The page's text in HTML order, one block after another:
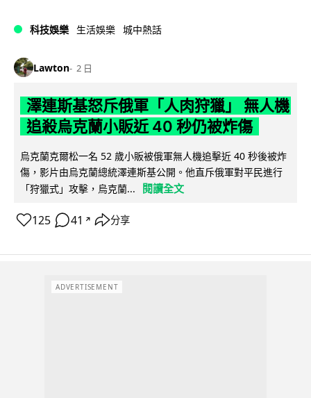
科技娛樂 生活娛樂 城中熱話
Lawton 2 日
澤連斯基怒斥俄軍「人肉狩獵」 無人機
追殺烏克蘭小販近 40 秒仍被炸傷
烏克蘭克爾松一名 52 歲小販被俄軍無人機追擊近 40 秒後被炸
傷，影片由烏克蘭總統澤連斯基公開。他直斥俄軍對平民進行
「狩獵式」攻擊，烏克蘭...
閱讀全文
125 41 ↗ 分享
ADVERTISEMENT